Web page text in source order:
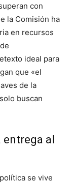
con
la Comisión ha
en recursos
ideal para
que «el
de la
buscan
entrega al
se vive